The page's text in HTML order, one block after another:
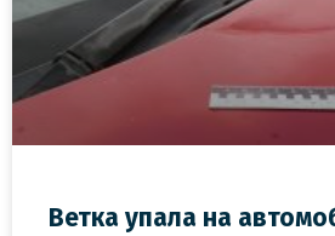
Ветка упала на